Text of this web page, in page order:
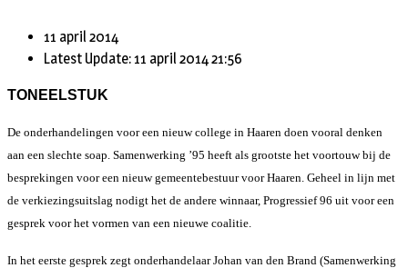
11 april 2014
Latest Update: 11 april 2014 21:56
TONEELSTUK
De onderhandelingen voor een nieuw college in Haaren doen vooral denken
aan een slechte soap. Samenwerking ’95 heeft als grootste het voortouw bij de
besprekingen voor een nieuw gemeentebestuur voor Haaren. Geheel in lijn met
de verkiezingsuitslag nodigt het de andere winnaar, Progressief 96 uit voor een
gesprek voor het vormen van een nieuwe coalitie.
In het eerste gesprek zegt onderhandelaar Johan van den Brand (Samenwerking